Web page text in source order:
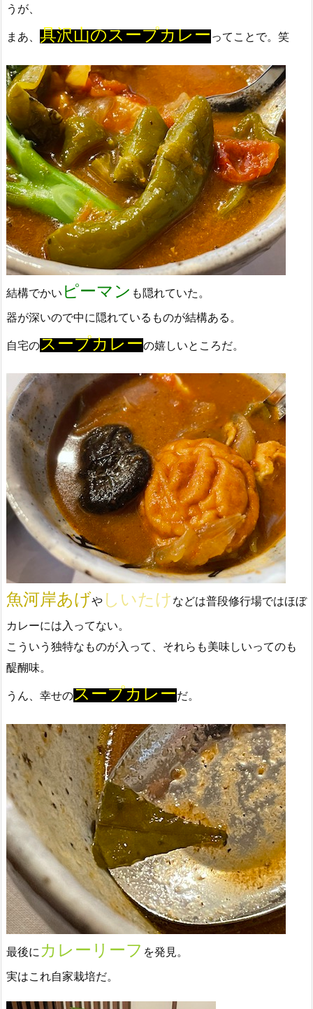
うが、
まあ、 具沢山のスープカレーってことで。笑
結構でかい ピーマン も隠れていた。
器が深いので中に隠れているものが結構ある。
自宅のスープカレーの嬉しいところだ。
魚河岸あげや しいたけ などは普段修行場ではほぼ
カレーには入ってない。
こういう独特なものが入って、それらも美味しいってのも
醍醐味。
うん、幸せのスープカレーだ。
最後に カレーリーフ を発見。
実はこれ自家栽培だ。